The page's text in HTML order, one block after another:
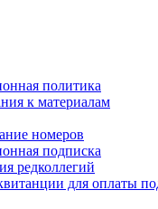
политика
к материалам
номеров
подписка
редколлегий
для оплаты